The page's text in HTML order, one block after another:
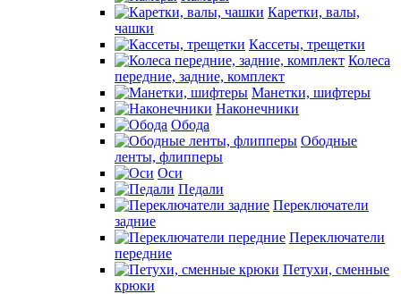
Каретки, валы,
чашки
Кассеты, трещетки
Колеса
передние, задние, комплект
Манетки, шифтеры
Наконечники
Обода
Ободные
ленты, флипперы
Оси
Педали
Переключатели
задние
Переключатели
передние
Петухи, сменные
крюки